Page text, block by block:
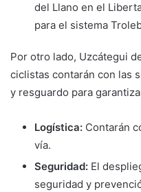
del Llano en el
para el sistema
Por otro lado, Uzcátegui
ciclistas contarán con las
y resguardo para
Logística: Contarán
vía.
Seguridad: El
seguridad y